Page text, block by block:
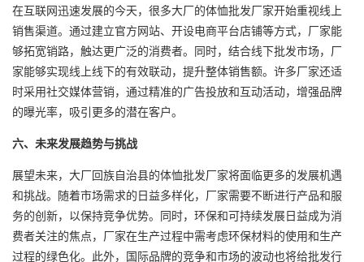
在互联网迅速发展的今天，很多大厂的体恤批发厂家开始重视线上
销售渠道。通过建立官方网站、开设电商平台店铺等方式，厂家能
够拓宽销路，触达更广泛的消费者。同时，结合线下批发市场，厂
家能够实现线上线下的有效联动，提升整体销售额。许多厂家还适
时采用社交媒体营销，通过精准的广告投放和互动活动，增强品牌
的曝光率，吸引更多的潜在客户。
六、未来发展趋势与挑战
展望未来，大厂回族自治县的体恤批发厂家将面临更多的发展机遇
和挑战。随着市场需求的日益多样化，厂家需要不断进行产品和服
务的创新，以保持竞争优势。同时，环保和可持续发展日益成为消
费者关注的焦点，厂家在生产过程中需考虑环保材料的使用和生产
过程的绿色化。此外，国际品牌的竞争和市场的波动也将给批发行